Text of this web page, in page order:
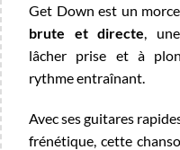
Get Down est un
brute et directe,
lâcher prise et à
rythme entraînant.
Avec ses guitares
frénétique, cette